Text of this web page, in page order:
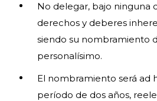
No delegar, bajo ninguna
derechos y deberes
siendo su nombramiento
personalísimo.
El nombramiento será ad
período de dos años,